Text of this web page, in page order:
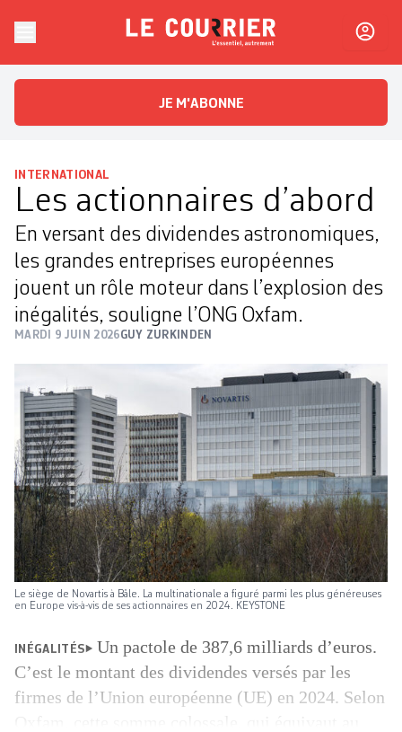
Le CourrierL'essentiel, autrement
JE M'ABONNE
INTERNATIONAL
Les actionnaires d’abord
En versant des dividendes astronomiques,
les grandes entreprises européennes
jouent un rôle moteur dans l’explosion des
inégalités, souligne l’ONG Oxfam.
MARDI 9 JUIN 2026GUY ZURKINDEN
Le siège de Novartis à Bâle. La multinationale a figuré parmi les plus généreuses
en Europe vis-à-vis de ses actionnaires en 2024. KEYSTONE
INÉGALITÉS
Un pactole de 387,6 milliards d’euros.
C’est le montant des dividendes versés par les
firmes de l’Union européenne (UE) en 2024. Selon